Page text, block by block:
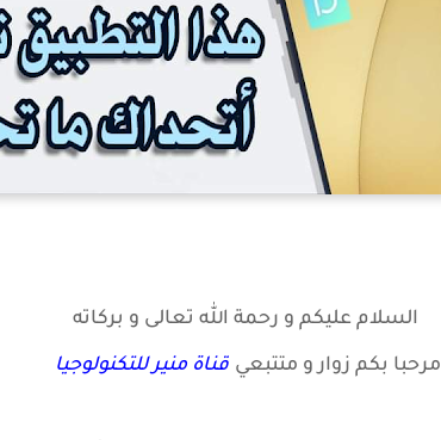
السلام عليكم و رحمة الله تعالى و بركاته
مرحبا بكم زوارو متتبعي قناة منير للتكنولوجيا